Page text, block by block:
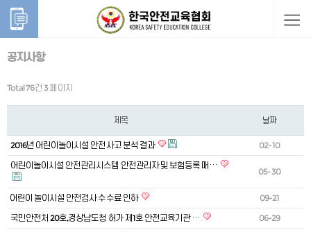
공지사항
Total 76건 3 페이지
제목 날짜
2016년 어린이놀이시설 안전사고 분석 결과
02-10
어린이놀이시설 안전관리시스템 안전관리자 및 보험등록 매…
05-30
⁠어린이 놀이시설 안전검사 수수료 인하
09-21
국민안전처 20호,경상남도청 허가 제1호 안전교육기관 …
06-29